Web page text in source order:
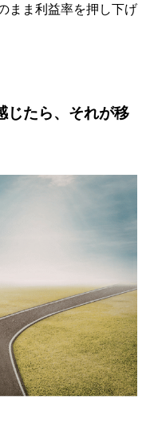
まま利益率を押し下げ
じたら、それが移